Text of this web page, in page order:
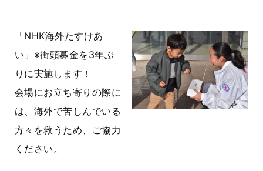
「NHK海外たすけあ
い」※街頭募金を3年ぶ
りに実施します！
会場にお立ち寄りの際に
は、海外で苦しんでいる
方々を救うため、ご協力
ください。